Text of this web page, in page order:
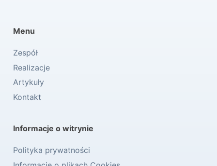
Menu
Zespół
Realizacje
Artykuły
Kontakt
Informacje o witrynie
Polityka prywatności